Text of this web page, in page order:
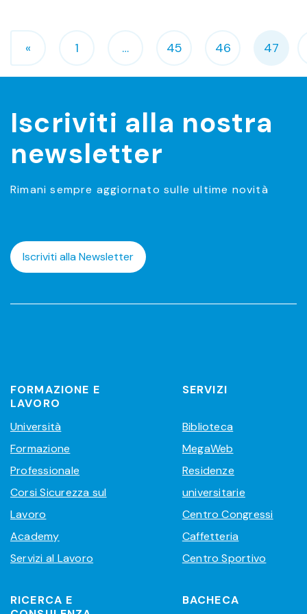
Navigazione degli articoli
« 1 … 45 46 47
Iscriviti alla nostra
newsletter
Rimani sempre aggiornato sulle ultime novità
Iscriviti alla Newsletter
FORMAZIONE E
LAVORO
Università
Formazione
Professionale
Corsi Sicurezza sul
Lavoro
Academy
Servizi al Lavoro
SERVIZI
Biblioteca
MegaWeb
Residenze
universitarie
Centro Congressi
Caffetteria
Centro Sportivo
RICERCA E
BACHECA